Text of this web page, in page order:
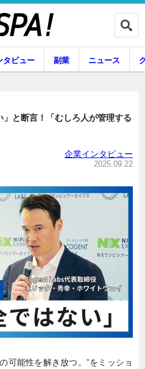
専門家インタビュー
ニュース
スキル
エンタメ
タビュー 副業 ニュース
と断言！「むしろ人が管理する
企業インタビュー
2025.09.22
可能性を解き放つ。”をミッショ